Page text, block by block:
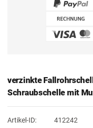
verzinkte
Schraubschelle mit
Artikel-ID:
412242